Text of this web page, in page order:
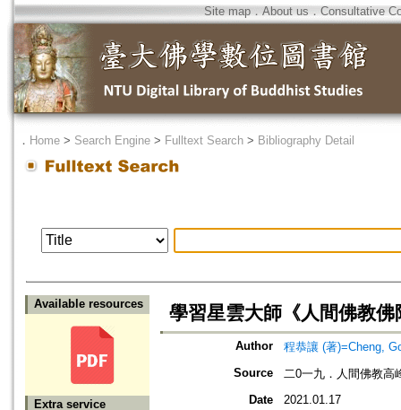
Site map．About us ． Consultative
． Home > Search Engine > Fulltext Search > Bibliography Detail
Available resources
Extra service
學習星雲大師《人間佛教
Author
程恭讓 (著)=Cheng,
Source
二0一九．人間佛教高
Date
2021.01.17